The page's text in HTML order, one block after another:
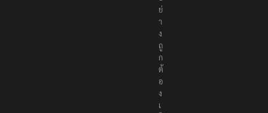
า
อ
ย่
า
ง
ถู
ก
ต้
อ